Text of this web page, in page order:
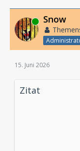
Online Snow
15. Juni 2026
Zitat